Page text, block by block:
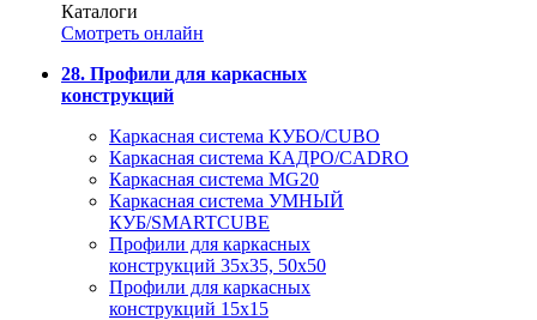
Каталоги
Смотреть онлайн
28. Профили для каркасных
конструкций
Каркасная система КУБО/CUBO
Каркасная система КАДРО/CADRO
Каркасная система MG20
Каркасная система УМНЫЙ
КУБ/SMARTCUBE
Профили для каркасных
конструкций 35x35, 50x50
Профили для каркасных
конструкций 15х15